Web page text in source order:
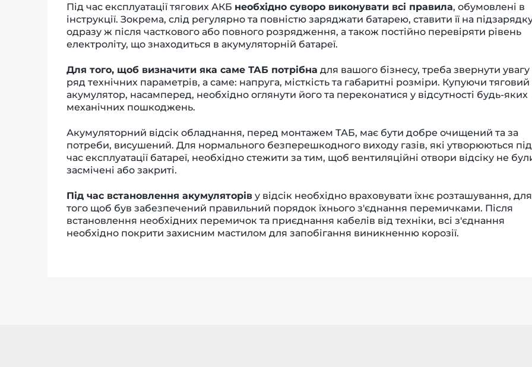
Під час експлуатації тягових АКБ необхідно суворо виконувати всі правила, обумовлені в
інструкції. Зокрема, слід регулярно та повністю заряджати батарею, ставити її на
одразу ж після часткового або повного розрядження, а також постійно перевіряти рівень
електроліту, що знаходиться в акумуляторній батареї.
Для того, щоб визначити яка саме ТАБ потрібна для вашого бізнесу, треба звернути увагу
ряд технічних параметрів, а саме: напруга, місткість та габаритні розміри. Купуючи тяговий
акумулятор, насамперед, необхідно оглянути його та переконатися у відсутності будь-яких
механічних пошкоджень.
Акумуляторний відсік обладнання, перед монтажем ТАБ, має бути добре очищений та за
потреби, висушений. Для нормального безперешкодного виходу газів, які утворюються під
час експлуатації батареї, необхідно стежити за тим, щоб вентиляційні отвори відсіку не
засмічені або закриті.
Під час встановлення акумуляторів у відсік необхідно враховувати їхнє розташування, для
того щоб був забезпечений правильний порядок їхнього з'єднання перемичками. Після
встановлення необхідних перемичок та приєднання кабелів від техніки, всі з'єднання
необхідно покрити захисним мастилом для запобігання виникненню корозії.